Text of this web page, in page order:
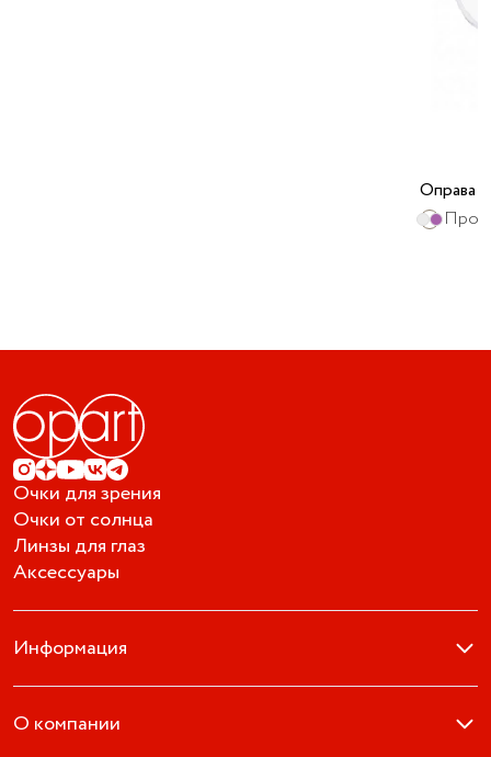
Оправа
Очки для зрения
Очки от солнца
Линзы для глаз
Аксессуары
Информация
О компании